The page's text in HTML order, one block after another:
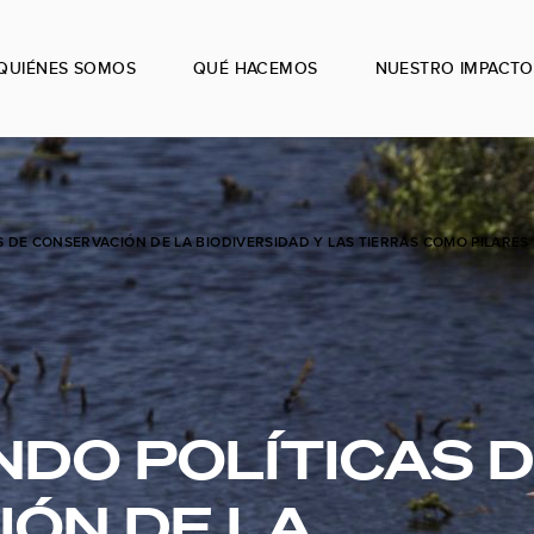
SOMOS QUÉ HACEMOS NUESTRO IMPACTO
CONSERVACIÓN DE LA BIODIVERSIDAD Y LAS TIERRAS COMO
POLÍTICAS